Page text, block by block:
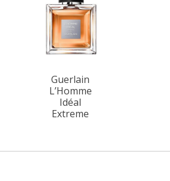
Guerlain
L’Homme
Idéal
Extreme